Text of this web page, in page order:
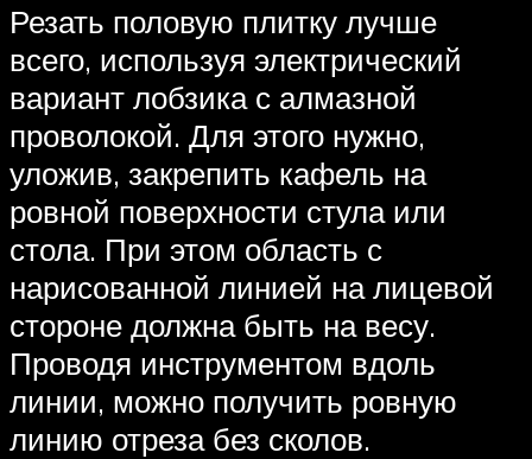
Резать половую плитку лучше
всего, используя электрический
вариант лобзика с алмазной
проволокой. Для этого нужно,
уложив, закрепить кафель на
ровной поверхности стула или
стола. При этом область с
нарисованной линией на лицевой
стороне должна быть на весу.
Проводя инструментом вдоль
линии, можно получить ровную
линию отреза без сколов.